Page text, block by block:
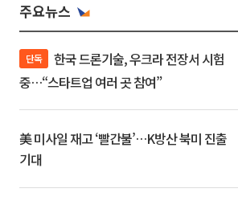
주요뉴스
단독
중…“스타트업 여러 곳 참여”
美 미사일 재고 ‘빨간불’…K방산 북미 진출
기대